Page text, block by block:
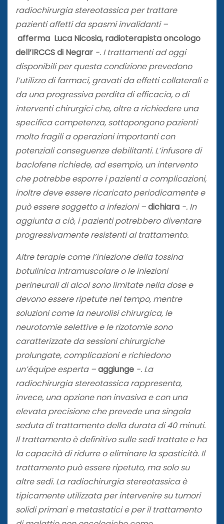
radiochirurgia stereotassica per trattare
pazienti affetti da spasmi invalidanti –
afferma Luca Nicosia, radioterapista oncologo
dell’IRCCS di Negrar -. I trattamenti ad oggi
disponibili per questa condizione prevedono
l’utilizzo di farmaci, gravati da effetti collaterali e
da una progressiva perdita di efficacia, o di
interventi chirurgici che, oltre a richiedere una
specifica competenza, sottopongono pazienti
molto fragili a operazioni importanti con
potenziali conseguenze debilitanti. L’infusore di
baclofene richiede, ad esempio, un intervento
che potrebbe esporre i pazienti a complicazioni,
inoltre deve essere ricaricato periodicamente e
può essere soggetto a infezioni –dichiara -. In
aggiunta a ciò, i pazienti potrebbero diventare
progressivamente resistenti al trattamento.
Altre terapie come l’iniezione della tossina
botulinica intramuscolare o le iniezioni
perineurali di alcol sono limitate nella dose e
devono essere ripetute nel tempo, mentre
soluzioni come la neurolisi chirurgica, le
neurotomie selettive e le rizotomie sono
caratterizzate da sessioni chirurgiche
prolungate, complicazioni e richiedono
un’équipe esperta –aggiunge -. La
radiochirurgia stereotassica rappresenta,
invece, una opzione non invasiva e con una
elevata precisione che prevede una singola
seduta di trattamento della durata di 40 minuti.
Il trattamento è definitivo sulle sedi trattate e ha
la capacità di ridurre o eliminare la spasticità. Il
trattamento può essere ripetuto, ma solo su
altre sedi. La radiochirurgia stereotassica è
tipicamente utilizzata per intervenire su tumori
solidi primari e metastatici e per il trattamento